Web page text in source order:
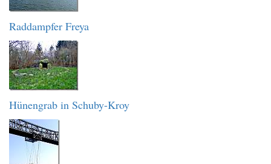
Raddampfer Freya
Hünengrab in Schuby-Kroy